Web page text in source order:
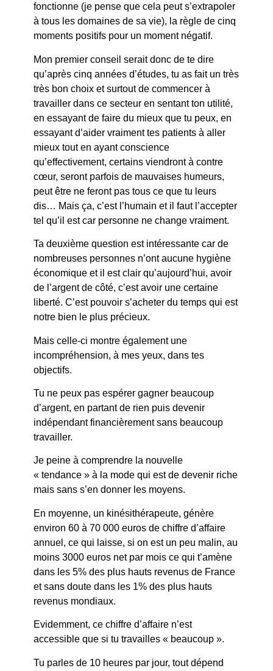
fonctionne (je pense que cela peut s’extrapoler
à tous les domaines de sa vie), la règle de cinq
moments positifs pour un moment négatif.
Mon premier conseil serait donc de te dire
qu’après cinq années d’études, tu as fait un très
très bon choix et surtout de commencer à
travailler dans ce secteur en sentant ton utilité,
en essayant de faire du mieux que tu peux, en
essayant d’aider vraiment tes patients à aller
mieux tout en ayant conscience
qu’effectivement, certains viendront à contre
cœur, seront parfois de mauvaises humeurs,
peut être ne feront pas tous ce que tu leurs
dis… Mais ça, c’est l’humain et il faut l’accepter
tel qu’il est car personne ne change vraiment.
Ta deuxième question est intéressante car de
nombreuses personnes n’ont aucune hygiène
économique et il est clair qu’aujourd’hui, avoir
de l’argent de côté, c’est avoir une certaine
liberté. C’est pouvoir s’acheter du temps qui est
notre bien le plus précieux.
Mais celle-ci montre également une
incompréhension, à mes yeux, dans tes
objectifs.
Tu ne peux pas espérer gagner beaucoup
d’argent, en partant de rien puis devenir
indépendant financièrement sans beaucoup
travailler.
Je peine à comprendre la nouvelle
« tendance » à la mode qui est de devenir riche
mais sans s’en donner les moyens.
En moyenne, un kinésithérapeute, génère
environ 60 à 70 000 euros de chiffre d’affaire
annuel, ce qui laisse, si on est un peu malin, au
moins 3000 euros net par mois ce qui t’amène
dans les 5% des plus hauts revenus de France
et sans doute dans les 1% des plus hauts
revenus mondiaux.
Evidemment, ce chiffre d’affaire n’est
accessible que si tu travailles « beaucoup ».
Tu parles de 10 heures par jour, tout dépend